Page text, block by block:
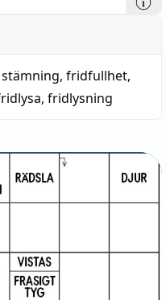
, fridfullhet,
, fridlysning